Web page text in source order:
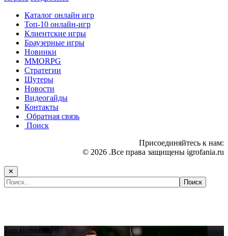
Каталог онлайн игр
Топ-10 онлайн-игр
Клиентские игры
Браузерные игры
Новинки
MMORPG
Стратегии
Шутеры
Новости
Видеогайды
Контакты
Обратная связь
Поиск
Присоединяйтесь к нам:
© 2026 .Все права защищены igrofania.ru
✕
Топ Новинка! 9